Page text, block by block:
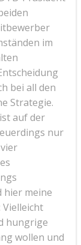
im
bei all den
Strategie.
auf der
nur
hier meine
hungrige
wollen und